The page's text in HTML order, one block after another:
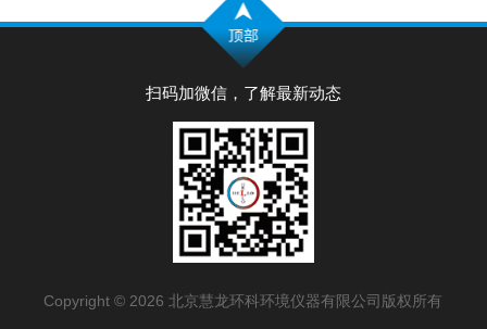
扫码加微信，了解最新动态
Copyright © 2026 北京慧龙环科环境仪器有限公司版权所有